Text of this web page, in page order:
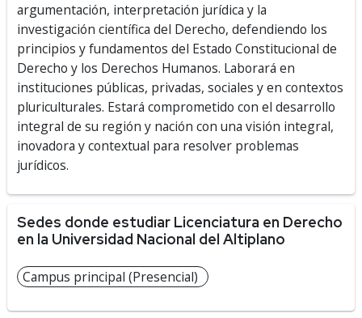
argumentación, interpretación jurídica y la
investigación científica del Derecho, defendiendo los
principios y fundamentos del Estado Constitucional de
Derecho y los Derechos Humanos. Laborará en
instituciones públicas, privadas, sociales y en contextos
pluriculturales. Estará comprometido con el desarrollo
integral de su región y nación con una visión integral,
inovadora y contextual para resolver problemas
jurídicos.
Sedes donde estudiar Licenciatura en Derecho
en la Universidad Nacional del Altiplano
Campus principal (Presencial)